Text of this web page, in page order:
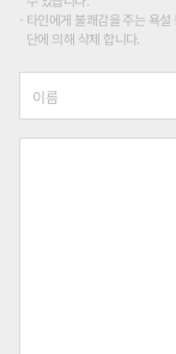
타인에게 불쾌감을 주는 욕
단에 의해 삭제 합니다.